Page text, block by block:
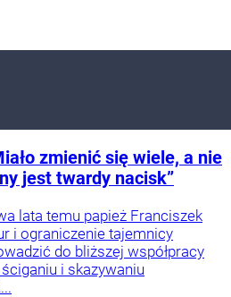
zmienić się wiele, a nie
jest twardy nacisk”
lata temu papież Franciszek
i ograniczenie tajemnicy
do bliższej współpracy
i skazywaniu